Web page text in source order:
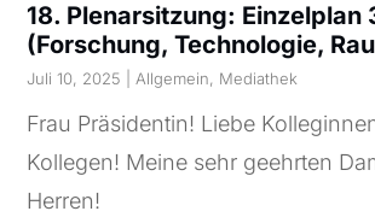
18. Plenarsitzung: Einzelplan
(Forschung, Technologie,
Juli 10, 2025 Allgemein, Mediathek
Frau Präsidentin! Liebe
Kollegen! Meine sehr geehrten
Herren!